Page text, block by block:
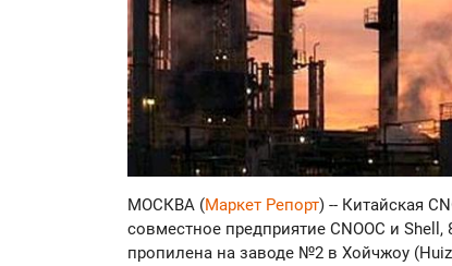
МОСКВА (Маркет Репорт) -- Китайская
совместное предприятие CNOOC и
пропилена на заводе №2 в Хойчжоу